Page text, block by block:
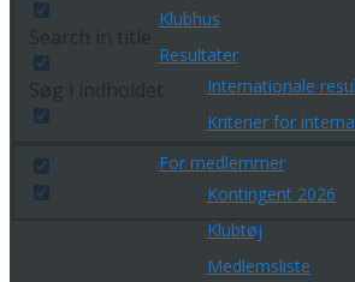
Klubhus
Resultater
Internationale
Kriterier for
For medlemmer
Kontingent 2026
Klubtøj
Medlemsliste